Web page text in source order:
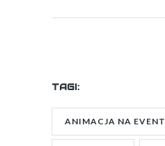
TAGI:
ANIMACJA NA EVENT